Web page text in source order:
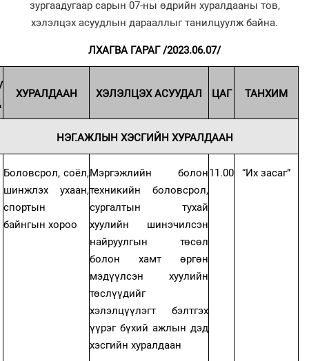
зургаадугаар сарын 07-ны өдрийн хуралдааны тов,
хэлэлцэх асуудлын дарааллыг танилцуулж байна.
ЛХАГВА ГАРАГ /2023.06.07/
ХУРАЛДААН ХЭЛЭЛЦЭХ АСУУДАЛ ЦАГ ТАНХИМ
НЭГ.АЖЛЫН ХЭСГИЙН ХУРАЛДААН
Боловсрол, соёл,
шинжлэх ухаан,
спортын
байнгын хороо
Мэргэжлийн болон
техникийн боловсрол,
сургалтын тухай
хуулийн шинэчилсэн
найруулгын төсөл
болон хамт өргөн
мэдүүлсэн хуулийн
төслүүдийг
хэлэлцүүлэгт бэлтгэх
үүрэг бүхий ажлын дэд
хэсгийн хуралдаан
11.00 “Их засаг”